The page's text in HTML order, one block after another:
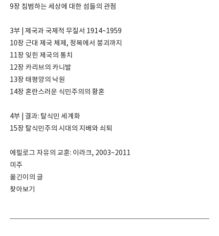
9장 침범하는 세상에 대한 섬들의 관점
3부 | 제국과 국제적 무질서 1914~1959
10장 근대 제국 체제, 정복에서 붕괴까지
11장 잊힌 제국의 통치
12장 카리브의 카니발
13장 태평양의 낙원
14장 혼란스러운 식민주의의 황혼
4부 | 결과: 탈식민 세계화
15장 탈식민주의 시대의 지배와 쇠퇴
에필로그 자유의 교훈: 이라크, 2003~2011
미주
옮긴이의 글
찾아보기